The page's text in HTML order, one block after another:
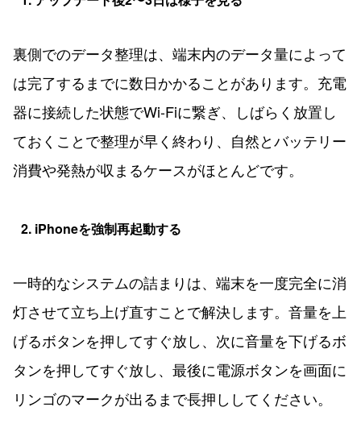
裏側でのデータ整理は、端末内のデータ量によって
は完了するまでに数日かかることがあります。充電
器に接続した状態でWi-Fiに繋ぎ、しばらく放置し
ておくことで整理が早く終わり、自然とバッテリー
消費や発熱が収まるケースがほとんどです。
2. iPhoneを強制再起動する
一時的なシステムの詰まりは、端末を一度完全に消
灯させて立ち上げ直すことで解決します。音量を上
げるボタンを押してすぐ放し、次に音量を下げるボ
タンを押してすぐ放し、最後に電源ボタンを画面に
リンゴのマークが出るまで長押ししてください。